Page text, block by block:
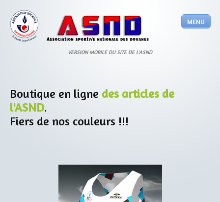
MENU
Boutique en ligne des articles de
l'ASND.
Fiers de nos couleurs !!!